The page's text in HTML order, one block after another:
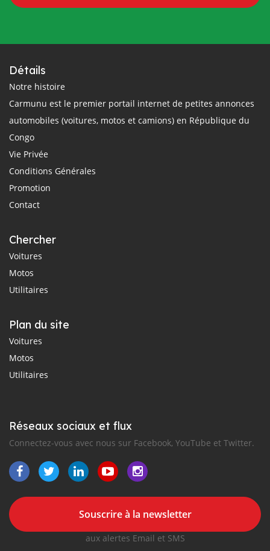
Détails
Notre histoire
Carmunu est le premier portail internet de petites annonces
automobiles (voitures, motos et camions) en République du
Congo
Vie Privée
Conditions Générales
Promotion
Contact
Chercher
Voitures
Motos
Utilitaires
Plan du site
Voitures
Motos
Utilitaires
Réseaux sociaux et flux
Connectez-vous avec nous sur Facebook, YouTube et Twitter.
Souscrire à la newsletter
aux alertes Email et SMS